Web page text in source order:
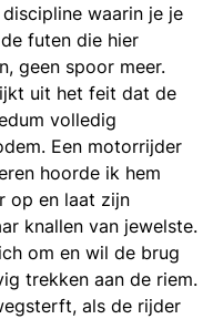
waarin je je
futen die hier
geen spoor meer.
uit het feit dat de
volledig
Een motorrijder
hoorde ik hem
op en laat zijn
knallen van jewelste.
om en wil de brug
trekken aan de riem.
als de rijder